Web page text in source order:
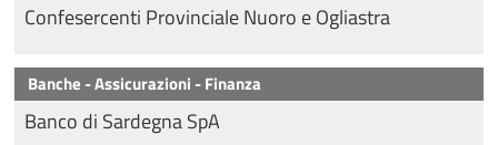
Confesercenti Provinciale Nuoro e Ogliastra
Banche - Assicurazioni - Finanza
Banco di Sardegna SpA